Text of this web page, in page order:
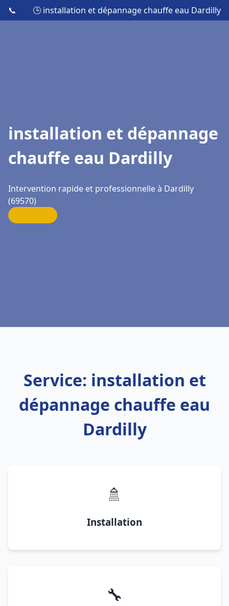
📞 🕒 installation et dépannage chauffe eau Dardilly
installation et dépannage
chauffe eau Dardilly
Intervention rapide et professionnelle à Dardilly
(69570)
Service: installation et
dépannage chauffe eau
Dardilly
🚿
Installation
🔧